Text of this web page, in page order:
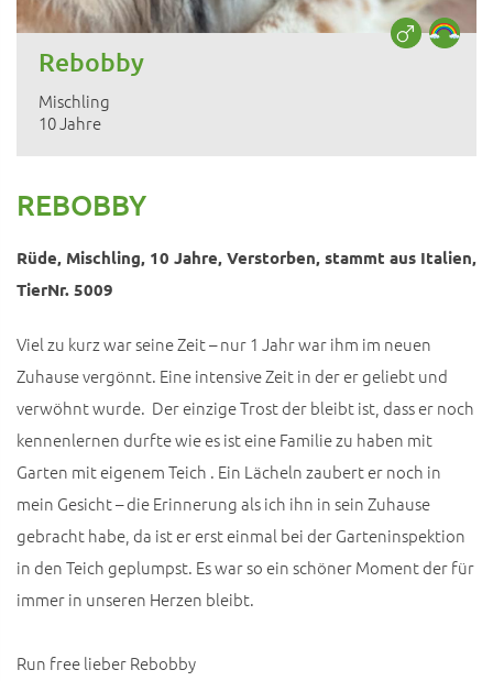
Rebobby
Mischling
10 Jahre
REBOBBY
Rüde, Mischling, 10 Jahre, Verstorben, stammt aus Italien,
TierNr. 5009
Viel zu kurz war seine Zeit – nur 1 Jahr war ihm im neuen
Zuhause vergönnt. Eine intensive Zeit in der er geliebt und
verwöhnt wurde. Der einzige Trost der bleibt ist, dass er noch
kennenlernen durfte wie es ist eine Familie zu haben mit
Garten mit eigenem Teich . Ein Lächeln zaubert er noch in
mein Gesicht – die Erinnerung als ich ihn in sein Zuhause
gebracht habe, da ist er erst einmal bei der Garteninspektion
in den Teich geplumpst. Es war so ein schöner Moment der für
immer in unseren Herzen bleibt.
Run free lieber Rebobby